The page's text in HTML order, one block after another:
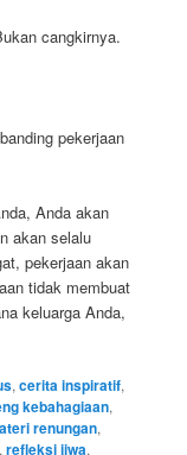
cangkirnya.
pekerjaan
Anda akan
akan selalu
pekerjaan akan
tidak membuat
keluarga Anda,
,cerita inspiratif,
kebahagiaan,
renungan,
,refleksi jiwa,